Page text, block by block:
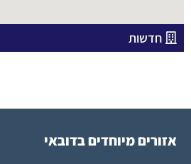
חדשות
אזורים מיוחדים בדובאי